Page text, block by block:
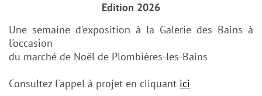
Edition 2026
Une semaine d'exposition à la Galerie des Bains à
l'occasion
du marché de Noël de Plombières-les-Bains
Consultez l'appel à projet en cliquant ici